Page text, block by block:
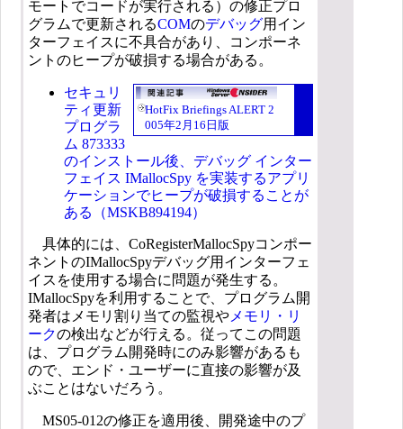
モートでコードが実行される）の修正プロ
グラムで更新されるCOMのデバッグ用イン
ターフェイスに不具合があり、コンポーネ
ントのヒープが破損する場合がある。
HotFix Briefings ALERT 2
005年2月16日版
セキュリ
ティ更新
プログラ
ム 873333
のインストール後、デバッグ インター
フェイス IMallocSpy を実装するアプリ
ケーションでヒープが破損することが
ある（MSKB894194）
具体的には、CoRegisterMallocSpyコンポー
ネントのIMallocSpyデバッグ用インターフェ
イスを使用する場合に問題が発生する。
IMallocSpyを利用することで、プログラム開
発者はメモリ割り当ての監視や メモリ・リ
ークの検出などが行える。従ってこの問題
は、プログラム開発時にのみ影響があるも
ので、エンド・ユーザーに直接の影響が及
ぶことはないだろう。
MS05-012の修正を適用後、開発途中のプ